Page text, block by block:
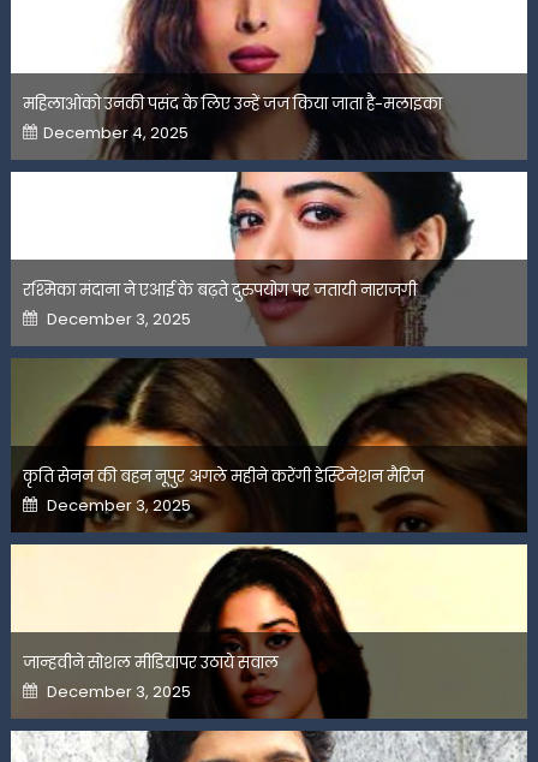
महिलाओंको उनकी पसंद के लिए उन्हें जज किया जाता है-मलाइका
Posted
on
December 4, 2025
रश्मिका मंदाना ने एआई के बढ़ते दुरुपयोग पर जतायी नाराजगी
Posted
on
December 3, 2025
कृति सेनन की बहन नूपुर अगले महीने करेंगी डेस्टिनेशन मैरिज
Posted
on
December 3, 2025
जान्हवीने सोशल मीडियापर उठाये सवाल
Posted
on
December 3, 2025